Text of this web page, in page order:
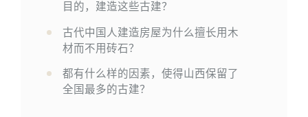
目的，建造这些古建？
古代中国人建造房屋为什么擅长用木
材而不用砖石？
都有什么样的因素，使得山西保留了
全国最多的古建？